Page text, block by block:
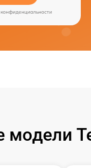
модели